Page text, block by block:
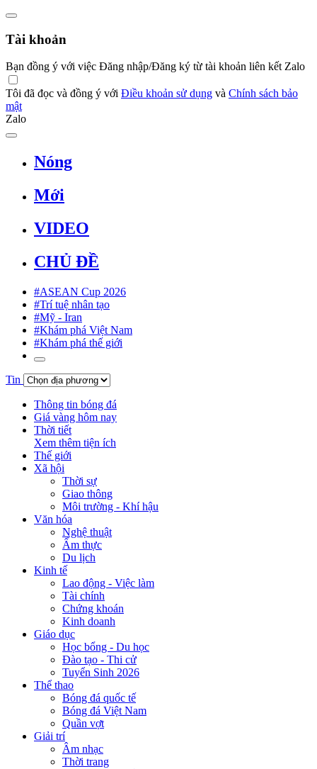
Tài khoản
Bạn đồng ý với việc Đăng nhập/Đăng ký từ tài khoản liên kết Zalo
Tôi đã đọc và đồng ý với Điều khoản sử dụng và Chính sách bảo
mật
Zalo
Nóng
Mới
VIDEO
CHỦ ĐỀ
#ASEAN Cup 2026
#Trí tuệ nhân tạo
#Mỹ - Iran
#Khám phá Việt Nam
#Khám phá thế giới
Tin
Thông tin bóng đá
Giá vàng hôm nay
Thời tiết
Xem thêm tiện ích
Thế giới
Xã hội
Thời sự
Giao thông
Môi trường - Khí hậu
Văn hóa
Nghệ thuật
Ẩm thực
Du lịch
Kinh tế
Lao động - Việc làm
Tài chính
Chứng khoán
Kinh doanh
Giáo dục
Học bổng - Du học
Đào tạo - Thi cử
Tuyển Sinh 2026
Thể thao
Bóng đá quốc tế
Bóng đá Việt Nam
Quần vợt
Giải trí
Âm nhạc
Thời trang